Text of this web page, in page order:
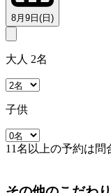
8月9日(日)
大人 2名
子供
11名以上の予約は問